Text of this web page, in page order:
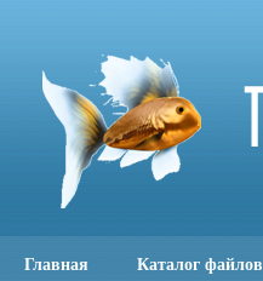
Главная Каталог файлов